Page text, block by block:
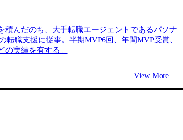
積んだのち、大手転職エージェントであるパソナ
転職支援に従事。半期MVP6回、年間MVP受賞、
の実績を有する。
View More